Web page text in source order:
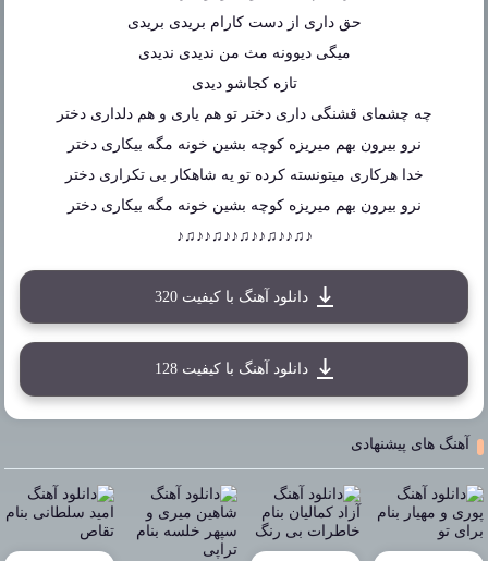
حق داری از دست کارام بریدی بریدی
میگی دیوونه مث من ندیدی ندیدی
تازه کجاشو دیدی
چه چشمای قشنگی داری دختر تو هم یاری و هم دلداری دختر
نرو بیرون بهم میریزه کوچه بشین خونه مگه بیکاری دختر
خدا هرکاری میتونسته کرده تو یه شاهکار بی تکراری دختر
نرو بیرون بهم میریزه کوچه بشین خونه مگه بیکاری دختر
♪♫♪♪♫♪♪♫♪♪♫♪♪♫♪
دانلود آهنگ با کیفیت 320
دانلود آهنگ با کیفیت 128
آهنگ های پیشنهادی